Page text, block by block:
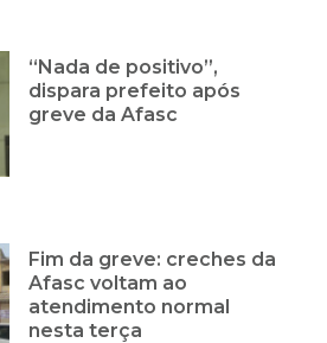
“Nada de positivo”,
dispara prefeito após
greve da Afasc
Fim da greve: creches da
Afasc voltam ao
atendimento normal
nesta terça